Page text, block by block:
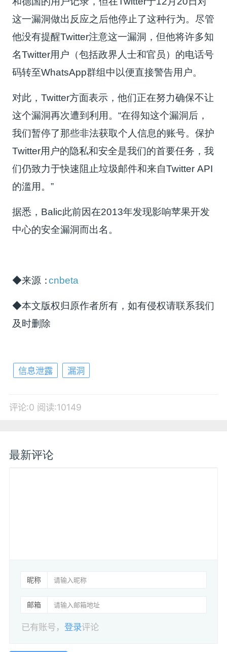
这一漏洞做出反应之后他停止了这种行为。尽管
他没有提醒Twitter注意这一漏洞，但他将许多知
名Twitter用户（包括政界人士和官员）的电话号
码转至WhatsApp群组中以便直接警告用户。
对此，Twitter方面表示，他们正在努力确保不让
这个漏洞再次遭到利用。“在得知这个漏洞后，
我们暂停了那些非法获取个人信息的账号。保护
Twitter用户的隐私和安全是我们的首要任务，我
们仍致力于快速阻止垃圾邮件和来自Twitter API
的滥用。”
据悉，Balic此前因在2013年发现影响苹果开发
中心的安全漏洞而出名。
◆来源：cnbeta
◆本文版权归原作者所有，如有侵权请联系我们
及时删除
信息泄露 漏洞
评论:0 阅读:10149
最新评论
昵称
邮箱
已有账号，登录评论